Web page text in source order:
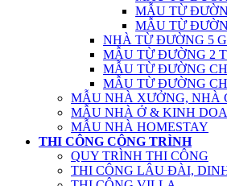
MẪU TỪ
MẪU TỪ
NHÀ TỪ ĐƯỜNG 5
MẪU TỪ ĐƯỜNG 2
MẪU TỪ ĐƯỜNG
MẪU TỪ ĐƯỜNG
MẪU NHÀ XƯỞNG, NHÀ
MẪU NHÀ Ở & KINH
MẪU NHÀ HOMESTAY
THI CÔNG CÔNG TRÌNH
QUY TRÌNH THI CÔNG
THI CÔNG LÂU ĐÀI,